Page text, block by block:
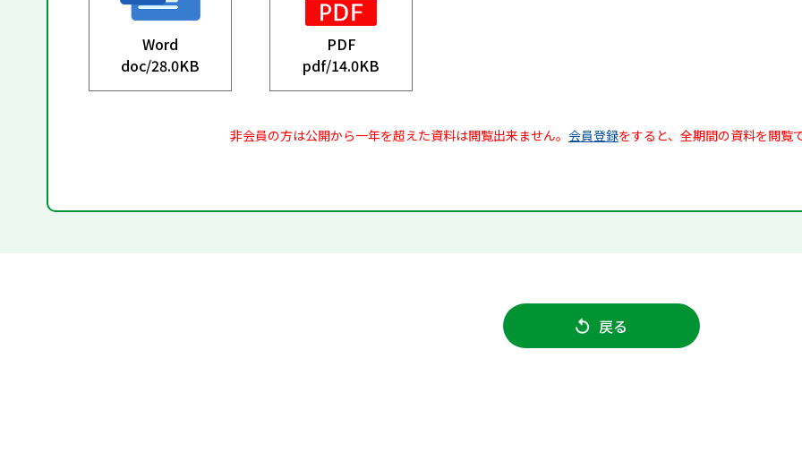
Word
doc/28.0KB
PDF
pdf/14.0KB
非会員の方は公開から一年を超えた資料は閲覧出来ません。 会員登録をすると、全期間の資料を閲覧
戻る